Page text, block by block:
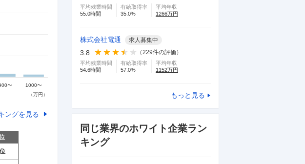
ングを見る
平均残業時間
55.0時間
有給取得率
35.0%
平均年収
1266万円
株式会社電通 求人募集中
3.8 （229件の評価）
平均残業時間
54.6時間
有給取得率
57.0%
平均年収
1152万円
もっと見る
同じ業界のホワイト企業ラン
キング